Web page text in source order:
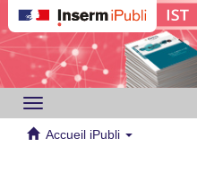
Toggle
navigation
Accueil iPubli